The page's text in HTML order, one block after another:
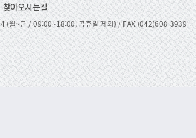
찾아오시는길
(월~금 / 09:00~18:00, 공휴일 제외) / FAX (042)608-3939